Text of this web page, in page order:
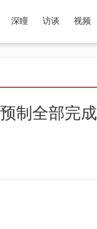
深瞳 访谈 视频
制全部完成